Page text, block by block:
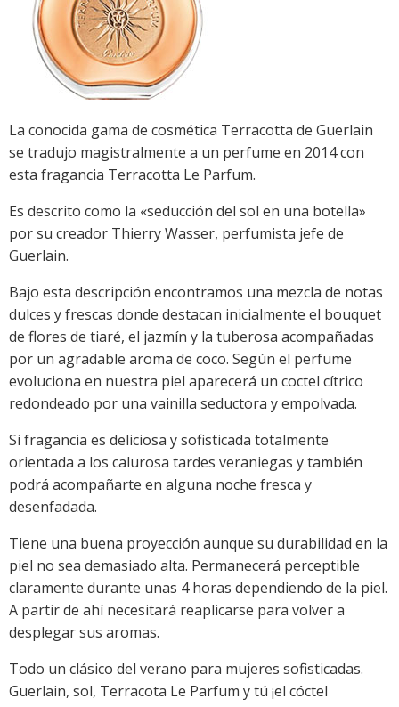
La conocida gama de cosmética Terracotta de Guerlain
se tradujo magistralmente a un perfume en 2014 con
esta fragancia Terracotta Le Parfum.
Es descrito como la «seducción del sol en una botella»
por su creador Thierry Wasser, perfumista jefe de
Guerlain.
Bajo esta descripción encontramos una mezcla de notas
dulces y frescas donde destacan inicialmente el bouquet
de flores de tiaré, el jazmín y la tuberosa acompañadas
por un agradable aroma de coco. Según el perfume
evoluciona en nuestra piel aparecerá un coctel cítrico
redondeado por una vainilla seductora y empolvada.
Si fragancia es deliciosa y sofisticada totalmente
orientada a los calurosa tardes veraniegas y también
podrá acompañarte en alguna noche fresca y
desenfadada.
Tiene una buena proyección aunque su durabilidad en la
piel no sea demasiado alta. Permanecerá perceptible
claramente durante unas 4 horas dependiendo de la piel.
A partir de ahí necesitará reaplicarse para volver a
desplegar sus aromas.
Todo un clásico del verano para mujeres sofisticadas.
Guerlain, sol, Terracota Le Parfum y tú ¡el cóctel